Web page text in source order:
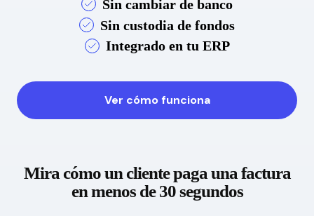
Sin cambiar de banco
Sin custodia de fondos
Integrado en tu ERP
Ver cómo funciona
Mira cómo un cliente paga una factura
en menos de 30 segundos